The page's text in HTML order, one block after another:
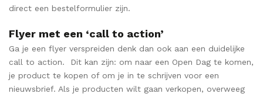
direct een bestelformulier zijn.
Flyer met een ‘call to action’
Ga je een flyer verspreiden denk dan ook aan een duidelijke
call to action. Dit kan zijn: om naar een Open Dag te komen,
je product te kopen of om je in te schrijven voor een
nieuwsbrief. Als je producten wilt gaan verkopen, overweeg